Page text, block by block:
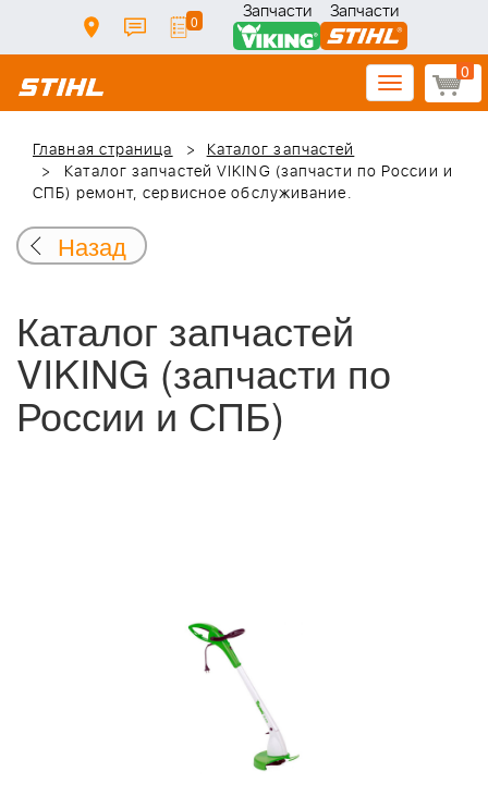
0 Запчасти Запчасти
0
Toggle
navigation
Главная страница
Каталог запчастей
Каталог запчастей VIKING (запчасти по России и
СПБ) ремонт, сервисное обслуживание.
Назад
Каталог запчастей
VIKING (запчасти по
России и СПБ)